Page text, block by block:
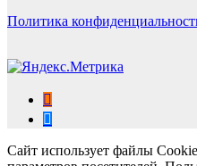
Политика
Сайт использует файлы